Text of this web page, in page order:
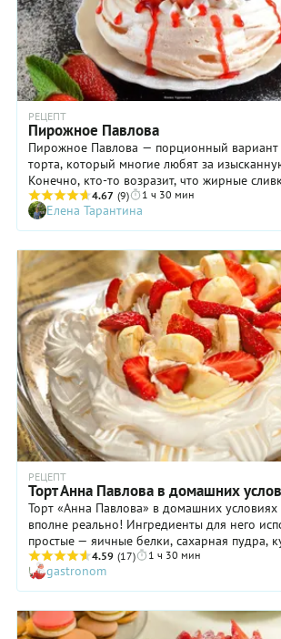
РЕЦЕПТ
Пирожное Павлова
Пирожное Павлова — порционный вариант
торта, который многие любят за
Конечно, кто-то возразит, что жирные
состав десерта, никак нельзя назвать
продуктом. Но все же, это лакомство точно
чем любой другой торт на бисквите или
основе. А еще «Павлова» готовится
просто, что является огромным плюсом.
уходить из кухни надолго и периодически
окошко за процессом выпекания белковой
должна сохранить красивый белый цвет и
лишь слегка.
4.67 (9) 1 ч 30 мин
Елена Тарантина
РЕЦЕПТ
Торт Анна Павлова в домашних
Торт «Анна Павлова» в домашних условиях
вполне реально! Ингредиенты для него
простые — яичные белки, сахарная пудра,
крахмал, лимонная кислота. Главное, чтобы
миксер: вручную взбивать яичные белки вы
долго и упорно. Больше — никаких
нашим пошаговым рецептом домашнего
Павлова». Кстати, знаете ли вы, что этот
4.59 (17) 1 ч 30 мин
gastronom